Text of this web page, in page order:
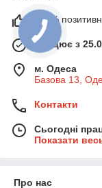
100%
Працює з
м. Одеса
Базова 13,
Контакти
Сьогодні
Показати
Про нас